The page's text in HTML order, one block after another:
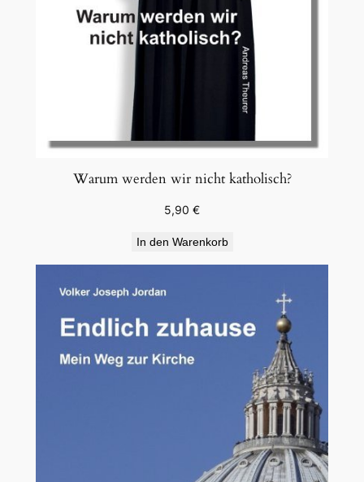
Warum werden wir nicht katholisch?
5,90 €
In den Warenkorb